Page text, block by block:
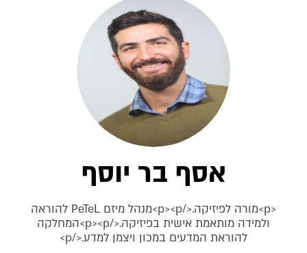
אסף בר יוסף
<p>מורה לפיזיקה.</p><p>מנהל מיזם PeTeL להוראה
ולמידה מותאמת אישית בפיזיקה.</p><p>המחלקה
להוראת המדעים במכון ויצמן למדע.</p>